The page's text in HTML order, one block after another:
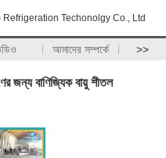
Techonolgy Co., Ltd
আমাদের সম্পর্কে >>
জন্য বাণিজ্যিক বায়ু শীতল